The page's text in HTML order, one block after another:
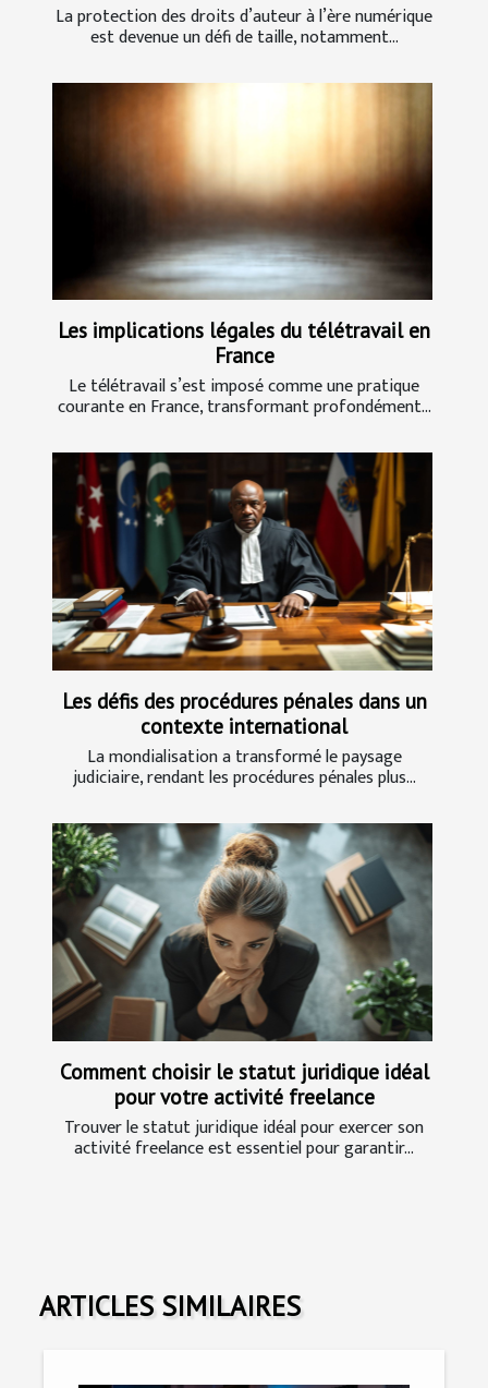
La protection des droits d’auteur à l’ère numérique
est devenue un défi de taille, notamment...
Les implications légales du télétravail en
France
Le télétravail s’est imposé comme une pratique
courante en France, transformant profondément...
Les défis des procédures pénales dans un
contexte international
La mondialisation a transformé le paysage
judiciaire, rendant les procédures pénales plus...
Comment choisir le statut juridique idéal
pour votre activité freelance
Trouver le statut juridique idéal pour exercer son
activité freelance est essentiel pour garantir...
ARTICLES SIMILAIRES